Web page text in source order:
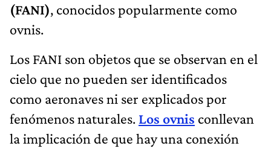
(FANI), conocidos popularmente como
ovnis.
Los FANI son objetos que se observan en el
cielo que no pueden ser identificados
como aeronaves ni ser explicados por
fenómenos naturales. Los ovnis conllevan
la implicación de que hay una conexión